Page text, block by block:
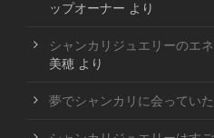
ップオーナー より
シャンカリジュエリーのエ
美穂 より
夢でシャンカリに会っていた